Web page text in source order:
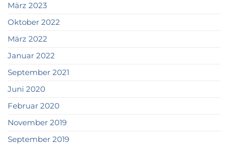
März 2023
Oktober 2022
März 2022
Januar 2022
September 2021
Juni 2020
Februar 2020
November 2019
September 2019